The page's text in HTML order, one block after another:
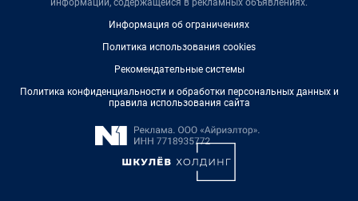
информации, содержащейся в рекламных объявлениях.
Информация об ограничениях
Политика использования cookies
Рекомендательные системы
Политика конфиденциальности и обработки персональных данных и
правила использования сайта